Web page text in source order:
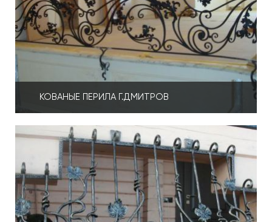
КОВАНЫЕ ПЕРИЛА Г.ДМИТРОВ